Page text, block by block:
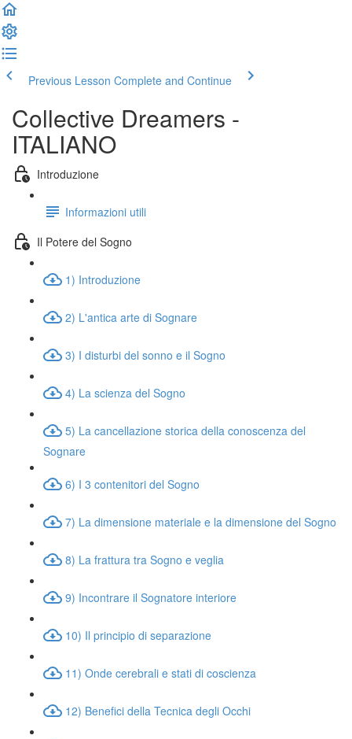
Previous Lesson Complete and Continue
Collective Dreamers -
ITALIANO
Introduzione
Informazioni utili
Il Potere del Sogno
1) Introduzione
2) L'antica arte di Sognare
3) I disturbi del sonno e il Sogno
4) La scienza del Sogno
5) La cancellazione storica della conoscenza del
Sognare
6) I 3 contenitori del Sogno
7) La dimensione materiale e la dimensione del Sogno
8) La frattura tra Sogno e veglia
9) Incontrare il Sognatore interiore
10) Il principio di separazione
11) Onde cerebrali e stati di coscienza
12) Benefici della Tecnica degli Occhi